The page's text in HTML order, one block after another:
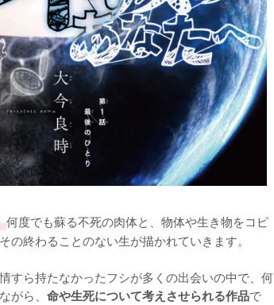
何度でも蘇る不死の肉体と、物体や生き物をコピ
終わることのない生が描かれていきます。
すら持たなかったフシが多くの出会いの中で、何
ら、 命や生死について考えさせられる作品で